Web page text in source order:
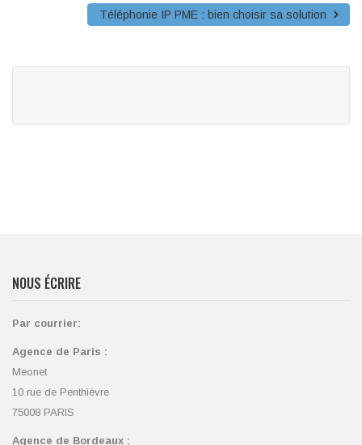
Téléphonie IP PME : bien choisir sa solution
NOUS ÉCRIRE
Par courrier:
Agence de Paris :
Meonet
10 rue de Penthièvre
75008 PARIS
Agence de Bordeaux :